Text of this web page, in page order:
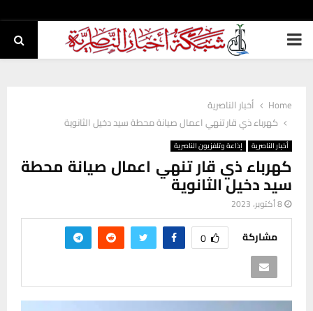
PRIMARY
Home
أخبار الناصرية
كهرباء ذي قار تنهي اعمال صيانة محطة سيد دخيل الثانوية
أخبار الناصرية إذاعة وتلفزيون الناصرية
كهرباء ذي قار تنهي اعمال صيانة محطة
سيد دخيل الثانوية
8 أكتوبر، 2023
مشاركة 0